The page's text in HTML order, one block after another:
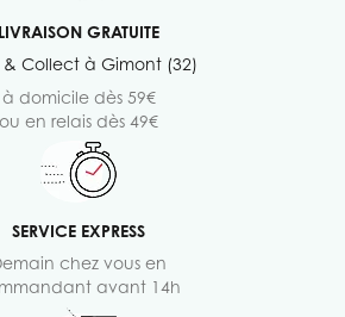
LIVRAISON GRATUITE
& Collect à Gimont (32)
à domicile dès 59€
ou en relais dès 49€
SERVICE EXPRESS
chez vous en
avant 14h